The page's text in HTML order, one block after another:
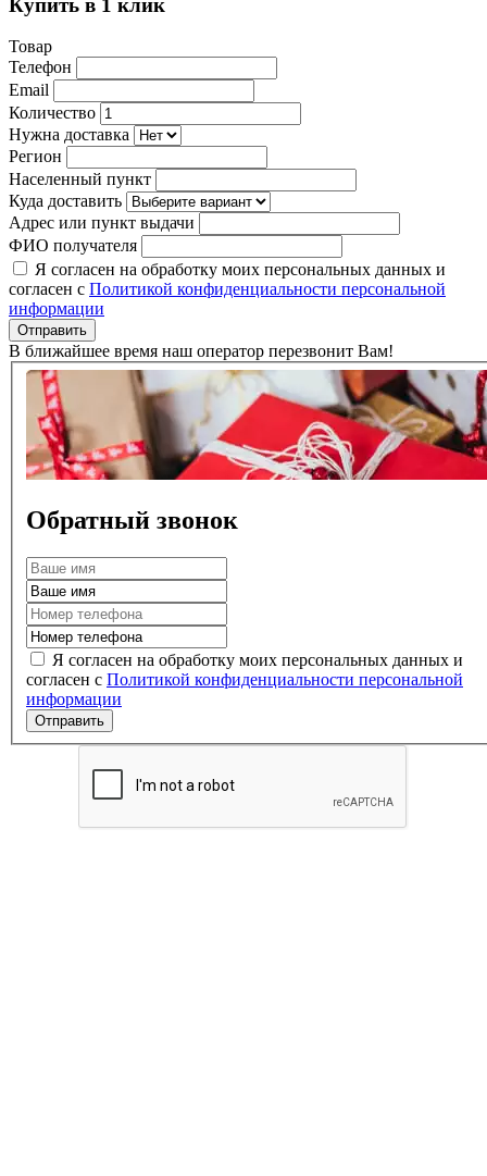
Товар
Телефон
Email
Количество
Нужна доставка
Регион
Населенный пункт
Куда доставить
Адрес или пункт выдачи
ФИО получателя
Я согласен на обработку моих персональных данных и
согласен с Политикой конфиденциальности персональной
информации
Отправить
В ближайшее время наш оператор перезвонит Вам!
Обратный звонок
согласен с Политикой конфиденциальности персональной
информации
Отправить